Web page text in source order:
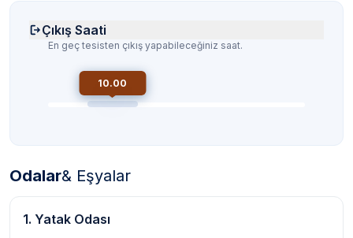
Çıkış Saati
En geç tesisten çıkış yapabileceğiniz saat.
10.00
Odalar& Eşyalar
1. Yatak Odası